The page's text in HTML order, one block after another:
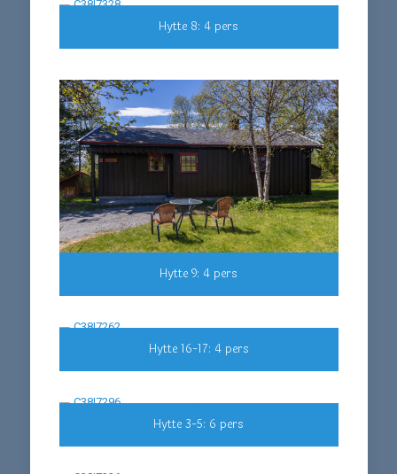
Hytte 8: 4 pers
Hytte 9: 4 pers
Hytte 16-17: 4 pers
Hytte 3-5: 6 pers